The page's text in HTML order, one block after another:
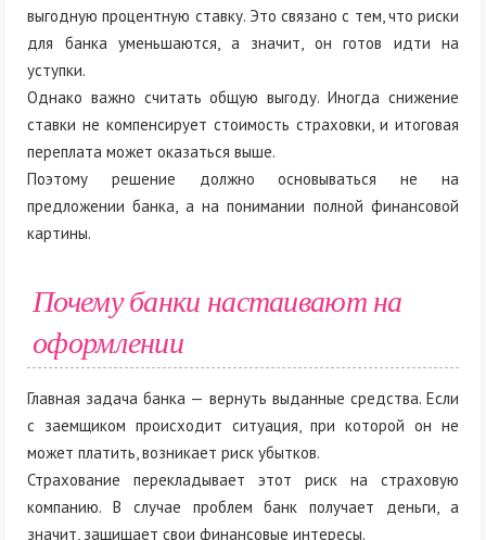
выгодную процентную ставку. Это связано с тем, что риски
для банка уменьшаются, а значит, он готов идти на
уступки.
Однако важно считать общую выгоду. Иногда снижение
ставки не компенсирует стоимость страховки, и итоговая
переплата может оказаться выше.
Поэтому решение должно основываться не на
предложении банка, а на понимании полной финансовой
картины.
Почему банки настаивают на
оформлении
Главная задача банка — вернуть выданные средства. Если
с заемщиком происходит ситуация, при которой он не
может платить, возникает риск убытков.
Страхование перекладывает этот риск на страховую
компанию. В случае проблем банк получает деньги, а
значит, защищает свои финансовые интересы.